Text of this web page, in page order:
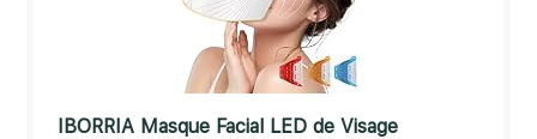
IBORRIA Masque Facial LED de Visage